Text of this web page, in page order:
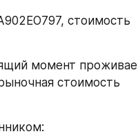
стоимость